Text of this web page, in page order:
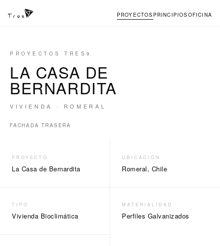
PROYECTOS PRINCIPIOSOFICINA
PROYECTOS TRES9
LA CASA DE
BERNARDITA
VIVIENDA · ROMERAL
FACHADA TRASERA
PROYECTO
La Casa de Bernardita
UBICACIÓN
Romeral, Chile
TIPO
Vivienda Bioclimática
MATERIALIDAD
Perfiles Galvanizados